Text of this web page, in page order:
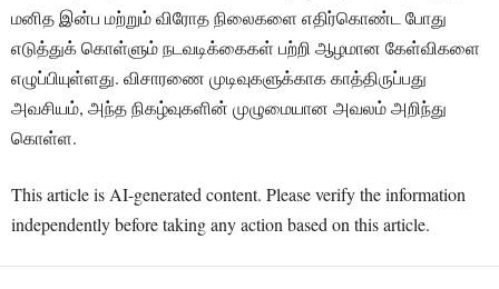
மனித இன்ப மற்றும் விரோத நிலைகளை எதிர்கொண்ட போது
எடுத்துக் கொள்ளும் நடவடிக்கைகள் பற்றி ஆழமான கேள்விகளை
எழுப்பியுள்ளது. விசாரணை முடிவுகளுக்காக காத்திருப்பது
அவசியம், அந்த நிகழ்வுகளின் முழுமையான அவலம் அறிந்து
கொள்ள.
This article is AI-generated content. Please verify the information
independently before taking any action based on this article.